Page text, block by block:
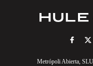
Metrópoli Abierta,